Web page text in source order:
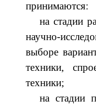
принимаются:
на стадии
научно-
выборе
техники,
техники;
на стадии